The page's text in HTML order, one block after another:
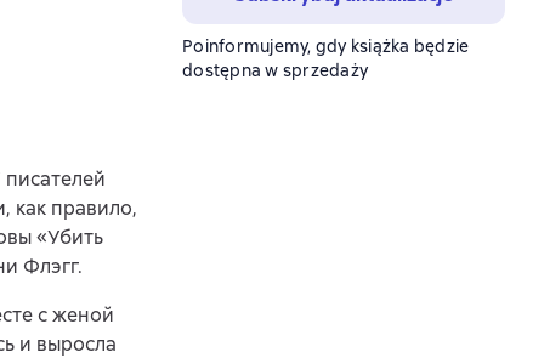
Poinformujemy, gdy książka będzie
dostępna w sprzedaży
как правило,
«Убить
Флэгг.
с женой
и выросла